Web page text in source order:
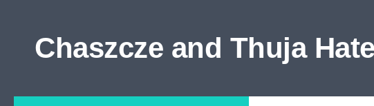
Chaszcze and Thuja